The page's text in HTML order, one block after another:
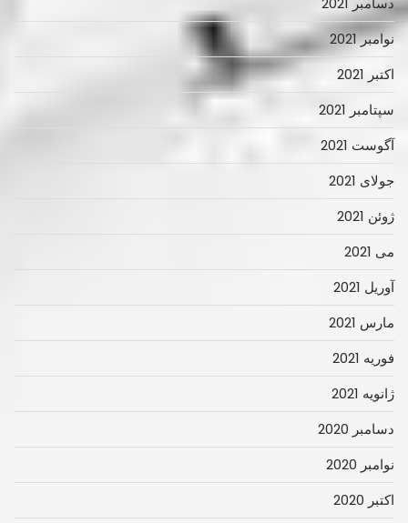
نوامبر 2021
اکتبر 2021
سپتامبر 2021
آگوست 2021
جولای 2021
ژوئن 2021
می 2021
آوریل 2021
مارس 2021
فوریه 2021
ژانویه 2021
دسامبر 2020
نوامبر 2020
اکتبر 2020